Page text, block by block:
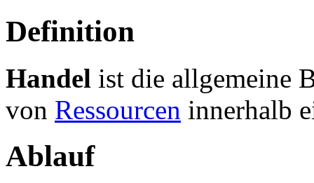
Definition
Handel ist die allgemeine
von Ressourcen innerhalb
Ablauf